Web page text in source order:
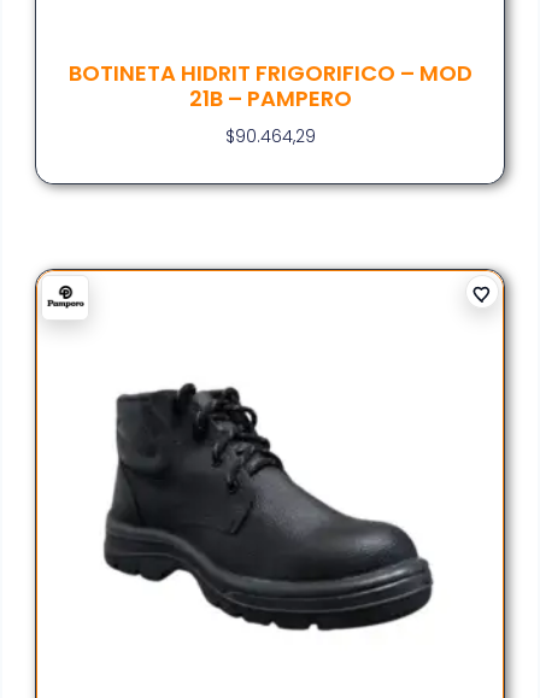
BOTINETA HIDRIT FRIGORIFICO – MOD
21B – PAMPERO
$90.464,29